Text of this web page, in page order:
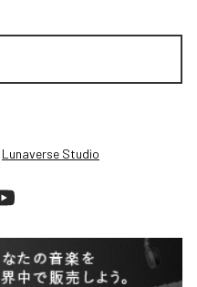
Lunaverse Studio